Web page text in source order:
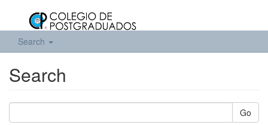
Search
Search
Go